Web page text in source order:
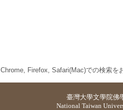
Chrome, Firefox, Safari(Mac)での検索を
臺灣大學文學院佛
National Taiwan